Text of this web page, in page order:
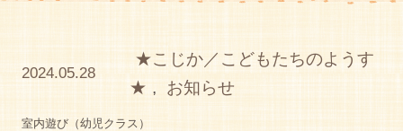
2024.05.28
★こじか／こどもたちのようす
★ , お知らせ
室内遊び（幼児クラス）